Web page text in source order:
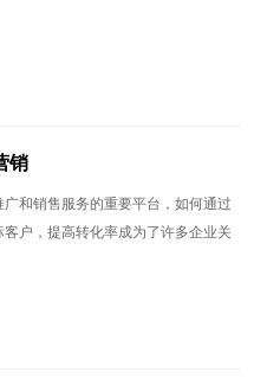
销
和销售服务的重要平台，如何通过
户，提高转化率成为了许多企业关